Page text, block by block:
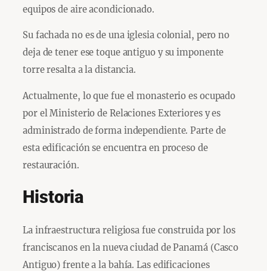
equipos de aire acondicionado.
Su fachada no es de una iglesia colonial, pero no
deja de tener ese toque antiguo y su imponente
torre resalta a la distancia.
Actualmente, lo que fue el monasterio es ocupado
por el Ministerio de Relaciones Exteriores y es
administrado de forma independiente. Parte de
esta edificación se encuentra en proceso de
restauración.
Historia
La infraestructura religiosa fue construida por los
franciscanos en la nueva ciudad de Panamá (Casco
Antiguo) frente a la bahía. Las edificaciones